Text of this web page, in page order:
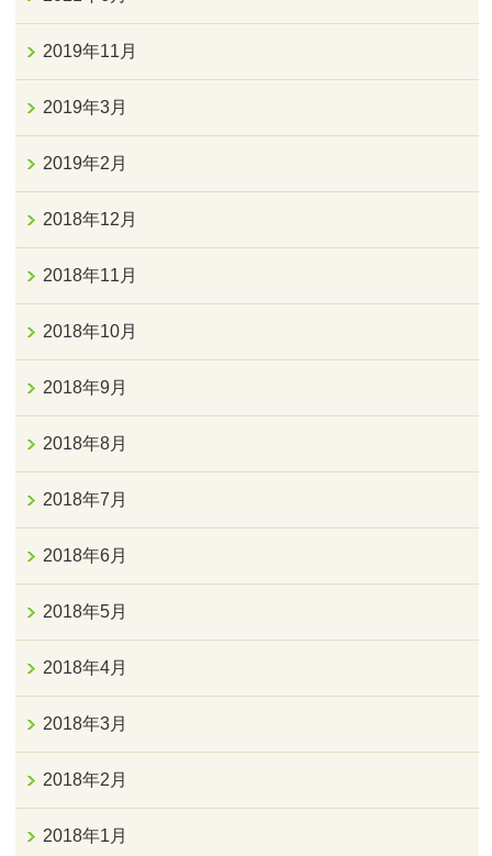
2019年11月
2019年3月
2019年2月
2018年12月
2018年11月
2018年10月
2018年9月
2018年8月
2018年7月
2018年6月
2018年5月
2018年4月
2018年3月
2018年2月
2018年1月